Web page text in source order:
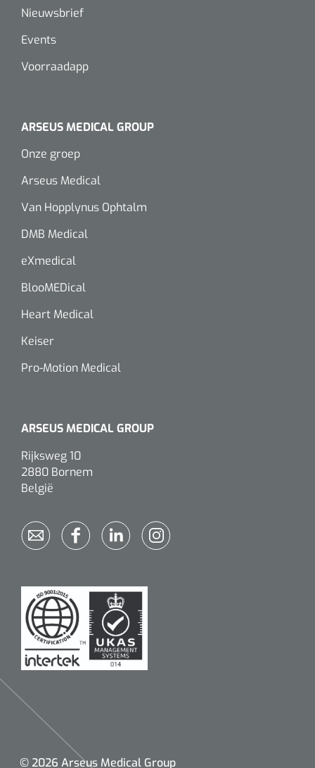
Nierbekken
Wondreinigers
Nieuwsbrief
Events
Voorraadapp
ARSEUS MEDICAL GROUP
Onze groep
Arseus Medical
Van Hopplynus Ophtalm
DMB Medical
eXmedical
BlooMEDical
Heart Medical
Keiser
Pro-Motion Medical
ARSEUS MEDICAL GROUP
Rijksweg 10
2880 Bornem
België
© 2026 Arseus Medical Group